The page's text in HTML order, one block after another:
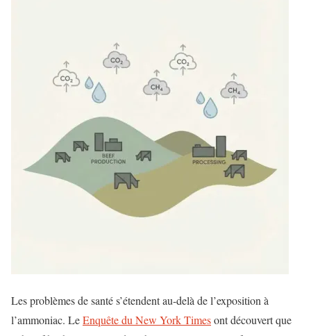
Les problèmes de santé s’étendent au-delà de l’exposition à
l’ammoniac. LeEnquête du New York Timesont découvert que